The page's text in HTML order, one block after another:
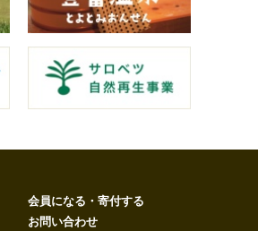
会員になる・寄付する
お問い合わせ